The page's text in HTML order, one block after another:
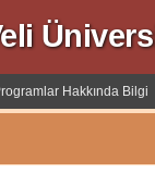
Hakkında Bilgi